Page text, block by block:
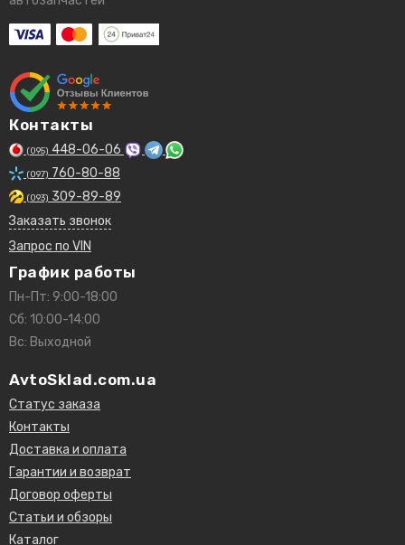
Контакты
(095) 448-06-06
(097) 760-80-88
(093) 309-89-89
Заказать звонок
Запрос по VIN
График работы
Пн-Пт: 9:00-18:00
Сб: 10:00-14:00
Вс: Выходной
AvtoSklad.com.ua
Статус заказа
Контакты
Доставка и оплата
Гарантии и возврат
Договор оферты
Статьи и обзоры
Каталог